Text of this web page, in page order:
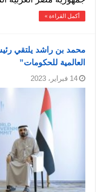
أكمل القراءة »
محمد بن راشد يلتقي
العالمية للحكومات”
14 فبراير، 2023